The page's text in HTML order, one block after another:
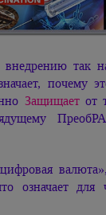
внедрению так
почему
Защищаетот
означает для